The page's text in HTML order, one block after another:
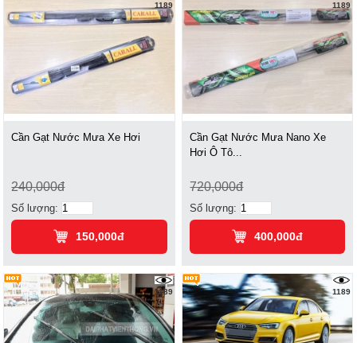
1189
Cần Gạt Nước Mưa Xe Hơi
240,000đ
Số lượng:
150,000đ
1189
Cần Gạt Nước Mưa Nano Xe
Hơi Ô Tô...
720,000đ
Số lượng:
400,000đ
1189 1189